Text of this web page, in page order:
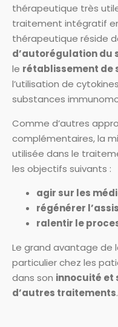
thérapeutique très
traitement intégratif
thérapeutique réside
d’autorégulation du
le rétablissement de
l’utilisation de
substances
Comme d’autres
complémentaires, la
utilisée dans le
les objectifs suivants :
agir sur les
régénérer
ralentir le
Le grand avantage de
particulier chez les
dans son innocuité et
d’autres traitements.